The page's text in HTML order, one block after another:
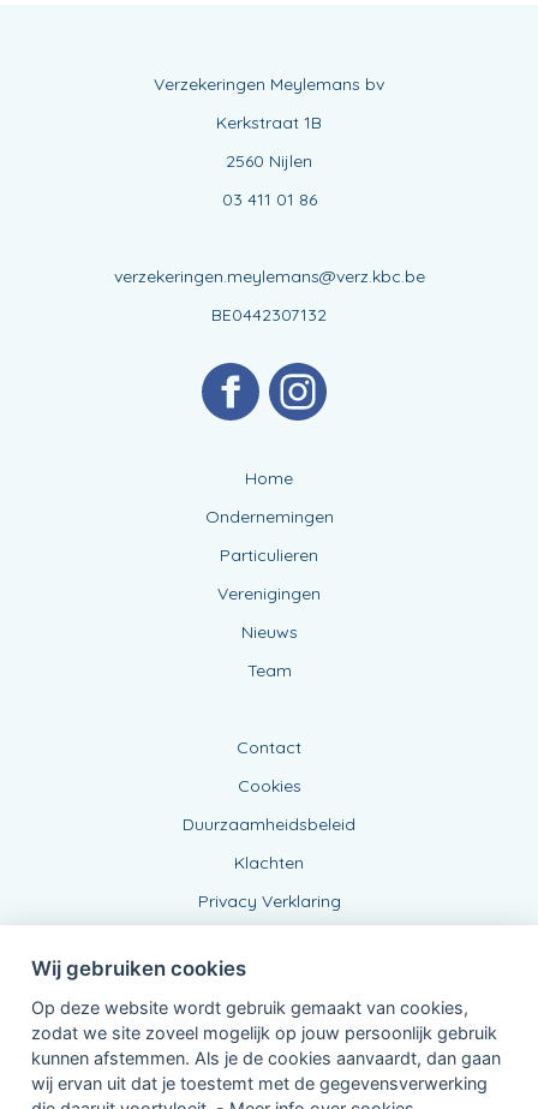
Verzekeringen Meylemans bv
Kerkstraat 1B
2560 Nijlen
03 411 01 86
verzekeringen.meylemans@verz.kbc.be
BE0442307132
Home
Ondernemingen
Particulieren
Verenigingen
Nieuws
Team
Contact
Cookies
Duurzaamheidsbeleid
Klachten
Privacy Verklaring
Verbonden Agent, BE0442307132
Wij gebruiken cookies
Op deze website wordt gebruik gemaakt van cookies,
zodat we site zoveel mogelijk op jouw persoonlijk gebruik
kunnen afstemmen. Als je de cookies aanvaardt, dan gaan
wij ervan uit dat je toestemt met de gegevensverwerking